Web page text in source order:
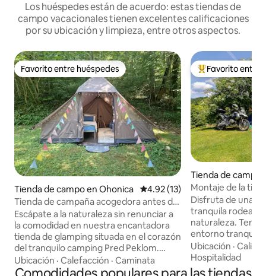
Los huéspedes están de acuerdo: estas tiendas de
campo vacacionales tienen excelentes calificaciones
por su ubicación y limpieza, entre otros aspectos.
Favorito entre huéspedes
Favorito entre huéspedes
Tienda de campo en Ohonica Calificación promedio: 4.92 de
4.92 (13)
Tienda de campaña acogedora antes del
infierno
Escápate a la naturaleza sin renunciar a
la comodidad en nuestra encantadora
tienda de glamping situada en el corazón
del tranquilo camping Pred Peklom.
Perfecta para parejas o viajeros solitarios
que buscan un refugio tranquilo, esta
Ubicación · Calefacción · Caminata
Favorito entre
Favorito entre
Tienda de campo
Montaje de la
Back‑to‑Nature
Disfruta de una
tranquila rodeado
naturaleza. Tent
entorno tranquilo
hermosas vistas
viñedos, perfecto
que desean
Ubicación ·
Hospitalidad